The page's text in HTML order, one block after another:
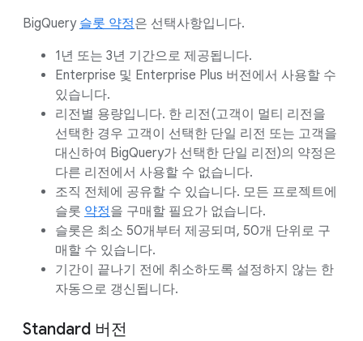
BigQuery 슬롯 약정은 선택사항입니다.
1년 또는 3년 기간으로 제공됩니다.
Enterprise 및 Enterprise Plus 버전에서 사용할 수
있습니다.
리전별 용량입니다. 한 리전(고객이 멀티 리전을
선택한 경우 고객이 선택한 단일 리전 또는 고객을
대신하여 BigQuery가 선택한 단일 리전)의 약정은
다른 리전에서 사용할 수 없습니다.
조직 전체에 공유할 수 있습니다. 모든 프로젝트에
슬롯 약정을 구매할 필요가 없습니다.
슬롯은 최소 50개부터 제공되며, 50개 단위로 구
매할 수 있습니다.
기간이 끝나기 전에 취소하도록 설정하지 않는 한
자동으로 갱신됩니다.
Standard 버전